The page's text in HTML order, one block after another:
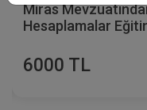
Miras
Hesaplamalar
6000 TL